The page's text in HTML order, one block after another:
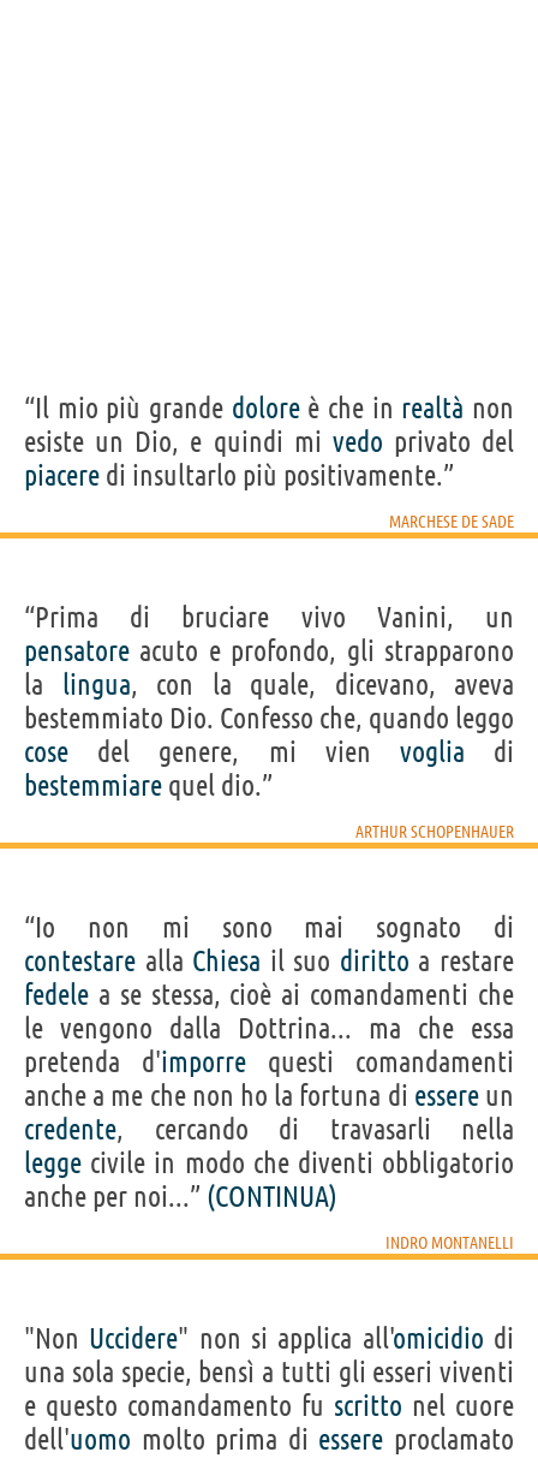
“Il mio più grande doloreè che in realtà non
esiste un Dio, e quindi mi vedo privato del
piacere di insultarlo più positivamente.”
MARCHESE DE SADE
“Prima di bruciare vivo Vanini, un
pensatore acuto e profondo, gli strapparono
la lingua, con la quale, dicevano, aveva
bestemmiato Dio. Confesso che, quando leggo
cose del genere, mi vien voglia di
bestemmiare quel dio.”
ARTHUR SCHOPENHAUER
“Io non mi sono mai sognato di
contestare alla Chiesa il suo diritto a restare
fedele a se stessa, cioè ai comandamenti che
le vengono dalla Dottrina... ma che essa
pretenda d'imporre questi comandamenti
anche a me che non ho la fortuna di essereun
credente, cercando di travasarli nella
legge civile in modo che diventi obbligatorio
anche per noi...” (CONTINUA)
INDRO MONTANELLI
"Non Uccidere" non si applica all'omicidio di
una sola specie, bensì a tutti gli esseri viventi
e questo comandamento fu scritto nel cuore
dell'uomo molto prima di essere proclamato